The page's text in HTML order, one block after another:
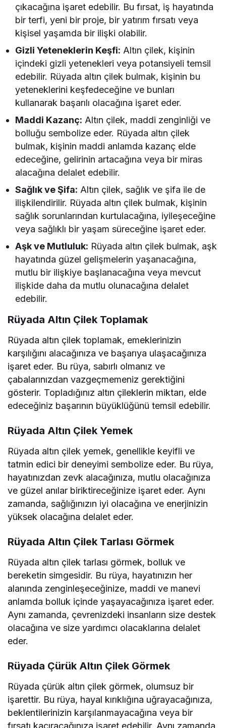
çıkacağına işaret edebilir. Bu fırsat, iş hayatında
bir terfi, yeni bir proje, bir yatırım fırsatı veya
kişisel yaşamda bir ilişki olabilir.
Gizli Yeteneklerin Keşfi: Altın çilek, kişinin
içindeki gizli yetenekleri veya potansiyeli temsil
edebilir. Rüyada altın çilek bulmak, kişinin bu
yeteneklerini keşfedeceğine ve bunları
kullanarak başarılı olacağına işaret eder.
Maddi Kazanç: Altın çilek, maddi zenginliği ve
bolluğu sembolize eder. Rüyada altın çilek
bulmak, kişinin maddi anlamda kazanç elde
edeceğine, gelirinin artacağına veya bir miras
alacağına delalet edebilir.
Sağlık ve Şifa: Altın çilek, sağlık ve şifa ile de
ilişkilendirilir. Rüyada altın çilek bulmak, kişinin
sağlık sorunlarından kurtulacağına, iyileşeceğine
veya sağlıklı bir yaşam süreceğine işaret eder.
Aşk ve Mutluluk: Rüyada altın çilek bulmak, aşk
hayatında güzel gelişmelerin yaşanacağına,
mutlu bir ilişkiye başlanacağına veya mevcut
ilişkide daha da mutlu olunacağına delalet
edebilir.
Rüyada Altın Çilek Toplamak
Rüyada altın çilek toplamak, emeklerinizin
karşılığını alacağınıza ve başarıya ulaşacağınıza
işaret eder. Bu rüya, sabırlı olmanız ve
çabalarınızdan vazgeçmemeniz gerektiğini
gösterir. Topladığınız altın çileklerin miktarı, elde
edeceğiniz başarının büyüklüğünü temsil edebilir.
Rüyada Altın Çilek Yemek
Rüyada altın çilek yemek, genellikle keyifli ve
tatmin edici bir deneyimi sembolize eder. Bu rüya,
hayatınızdan zevk alacağınıza, mutlu olacağınıza
ve güzel anılar biriktireceğinize işaret eder. Aynı
zamanda, sağlığınızın iyi olacağına ve enerjinizin
yüksek olacağına delalet eder.
Rüyada Altın Çilek Tarlası Görmek
Rüyada altın çilek tarlası görmek, bolluk ve
bereketin simgesidir. Bu rüya, hayatınızın her
alanında zenginleşeceğinize, maddi ve manevi
anlamda bolluk içinde yaşayacağınıza işaret eder.
Aynı zamanda, çevrenizdeki insanların size destek
olacağına ve size yardımcı olacaklarına delalet
eder.
Rüyada Çürük Altın Çilek Görmek
Rüyada çürük altın çilek görmek, olumsuz bir
işarettir. Bu rüya, hayal kırıklığına uğrayacağınıza,
beklentilerinizin karşılanmayacağına veya bir
fırsatı kaçıracağınıza işaret edebilir. Aynı zamanda,